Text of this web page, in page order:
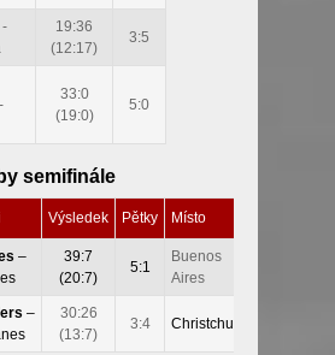
-
19:36
(12:17)
3:5
33:0
(19:0)
5:0
semifinále
Výsledek Pětky Místo
–
39:7
(20:7)
5:1
Buenos
Aires
–
30:26
(13:7)
3:4 Christchurch